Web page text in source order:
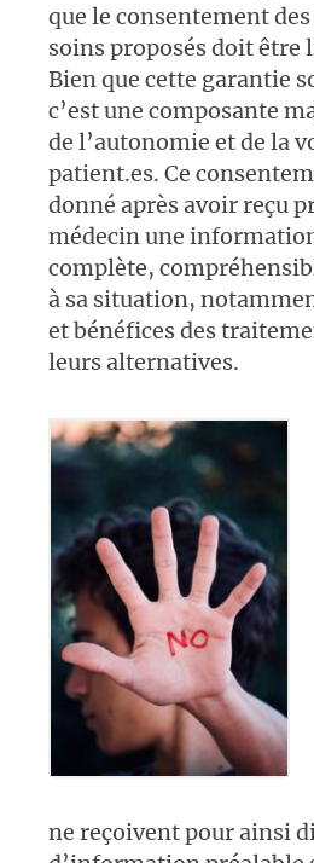
que le consentement
soins proposés doit être
Bien que cette garantie
c’est une composante
de l’autonomie et de la
patient.es. Ce
donné après avoir reçu
médecin une
complète,
à sa situation,
et bénéfices des
leurs alternatives.
ne reçoivent pour ainsi